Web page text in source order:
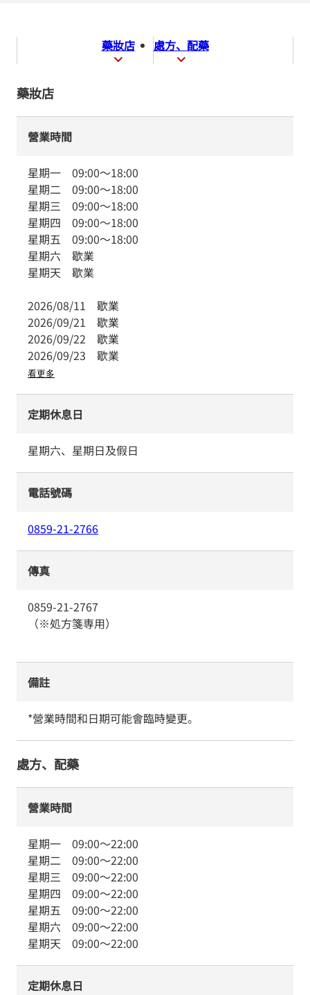
藥妝店 處方、配藥
藥妝店
營業時間
星期一 09:00～18:00
星期二 09:00～18:00
星期三 09:00～18:00
星期四 09:00～18:00
星期五 09:00～18:00
星期六 歇業
星期天 歇業
2026/08/11 歇業
2026/09/21 歇業
2026/09/22 歇業
2026/09/23 歇業
看更多
定期休息日
星期六、星期日及假日
電話號碼
0859-21-2766
傳真
0859-21-2767
（※処方箋専用）
備註
*營業時間和日期可能會臨時變更。
處方、配藥
營業時間
星期一 09:00～22:00
星期二 09:00～22:00
星期三 09:00～22:00
星期四 09:00～22:00
星期五 09:00～22:00
星期六 09:00～22:00
星期天 09:00～22:00
定期休息日